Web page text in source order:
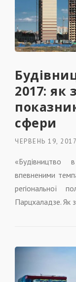
2017: як
сфери
ЧЕРВЕНЬ 19, 2017
«Будівництво
впевненими
регіональної
Парцхаладзе. Як